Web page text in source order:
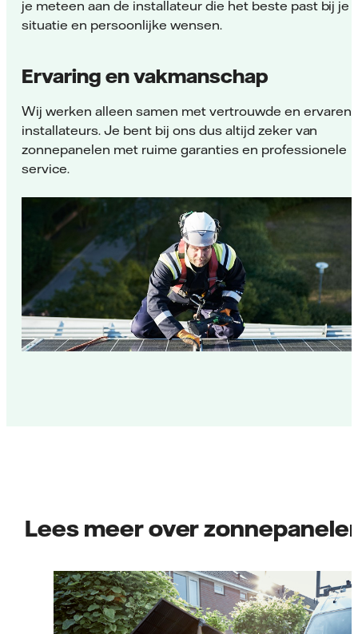
je meteen aan de installateur die het beste past bij je
situatie en persoonlijke wensen.
Ervaring en vakmanschap
Wij werken alleen samen met vertrouwde en ervaren
installateurs. Je bent bij ons dus altijd zeker van
zonnepanelen met ruime garanties en professionele
service.
Lees meer over